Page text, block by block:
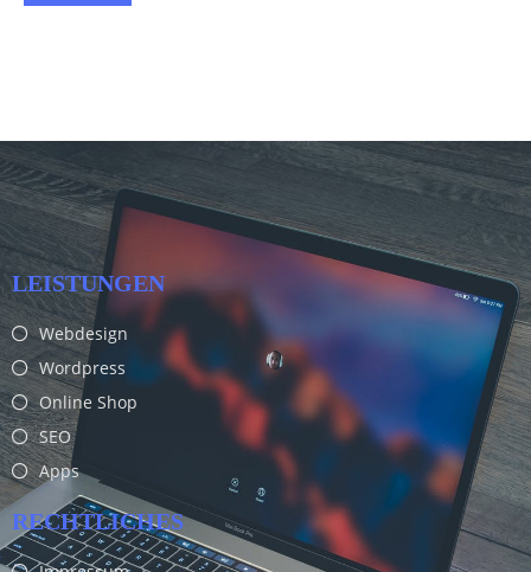
LEISTUNGEN
Webdesign
Wordpress
Online Shop
SEO
Apps
RECHTLICHES